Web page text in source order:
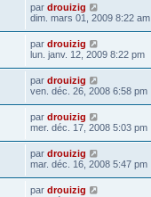
par drouizig
dim. mars 01, 2009 8:22 am
par drouizig
lun. janv. 12, 2009 8:22 pm
par drouizig
ven. déc. 26, 2008 6:58 pm
par drouizig
mer. déc. 17, 2008 5:03 pm
par drouizig
mar. déc. 16, 2008 5:47 pm
par drouizig